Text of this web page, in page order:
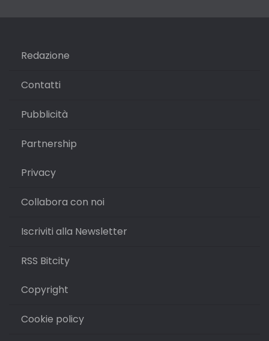
Redazione
Contatti
Pubblicità
Partnership
Privacy
Collabora con noi
Iscriviti alla Newsletter
RSS Bitcity
Copyright
Cookie policy